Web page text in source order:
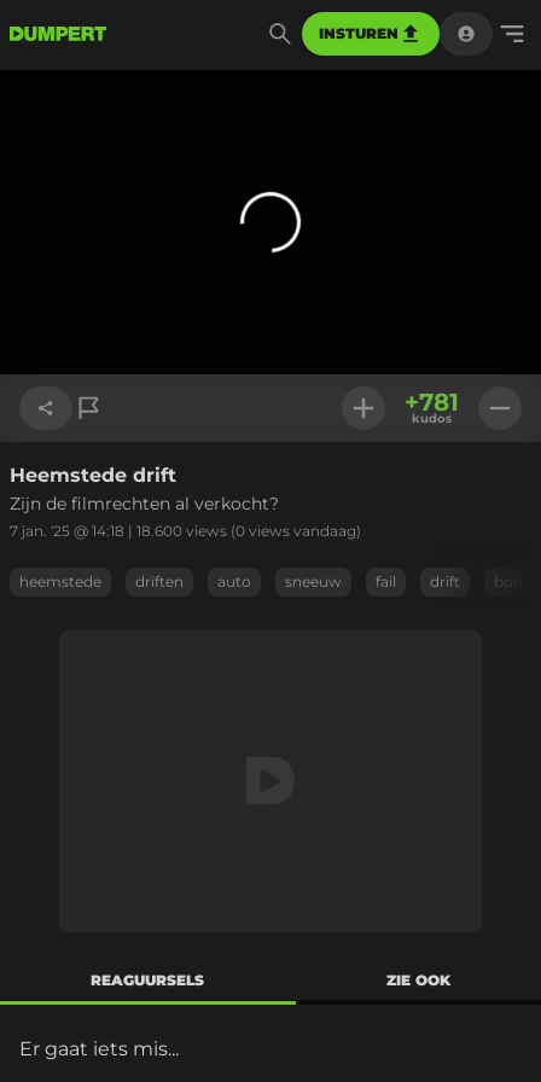
INSTUREN
Link kopiëren
+781
kudos
Heemstede drift
Zijn de filmrechten al verkocht?
7 jan. '25 @ 14:18 | 18.600 views (0 views vandaag)
heemstede driften auto sneeuw fail drift bonk
REAGUURSELS ZIE OOK
Er gaat iets mis...